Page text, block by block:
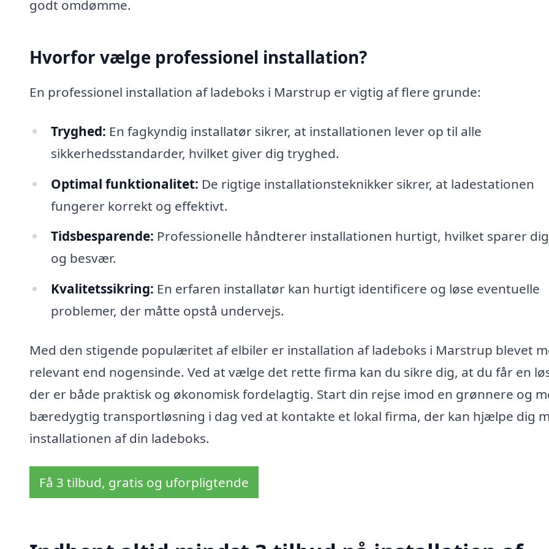
godt omdømme.
Hvorfor vælge professionel installation?
En professionel installation af ladeboks i Marstrup er vigtig af flere grunde:
Tryghed: En fagkyndig installatør sikrer, at installationen lever op til alle
sikkerhedsstandarder, hvilket giver dig tryghed.
Optimal funktionalitet: De rigtige installationsteknikker sikrer, at ladestationen
fungerer korrekt og effektivt.
Tidsbesparende: Professionelle håndterer installationen hurtigt, hvilket sparer
og besvær.
Kvalitetssikring: En erfaren installatør kan hurtigt identificere og løse eventuelle
problemer, der måtte opstå undervejs.
Med den stigende populæritet af elbiler er installation af ladeboks i Marstrup blevet
relevant end nogensinde. Ved at vælge det rette firma kan du sikre dig, at du får en
der er både praktisk og økonomisk fordelagtig. Start din rejse imod en grønnere og
bæredygtig transportløsning i dag ved at kontakte et lokal firma, der kan hjælpe dig
installationen af din ladeboks.
Få 3 tilbud, gratis og uforpligtende